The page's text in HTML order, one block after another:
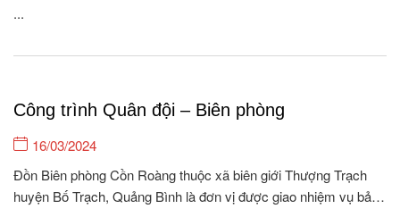
...
Công trình Quân đội – Biên phòng
16/03/2024
Đồn Biên phòng Cồn Roàng thuộc xã biên giới Thượng Trạch
huyện Bố Trạch, Quảng Bình là đơn vị được giao nhiệm vụ bảo